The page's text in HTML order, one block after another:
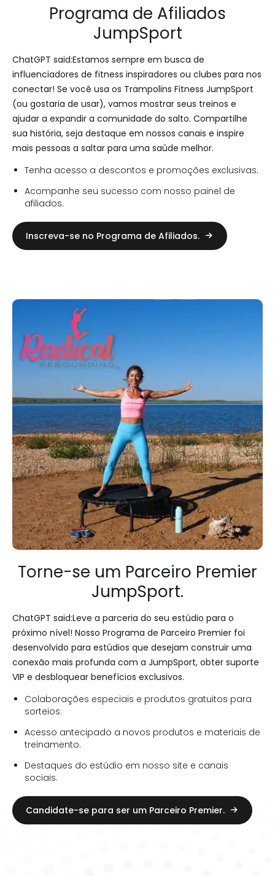
Programa de Afiliados
JumpSport
ChatGPT said:Estamos sempre em busca de
influenciadores de fitness inspiradores ou clubes para nos
conectar! Se você usa os Trampolins Fitness JumpSport
(ou gostaria de usar), vamos mostrar seus treinos e
ajudar a expandir a comunidade do salto. Compartilhe
sua história, seja destaque em nossos canais e inspire
mais pessoas a saltar para uma saúde melhor.
Tenha acesso a descontos e promoções exclusivas.
Acompanhe seu sucesso com nosso painel de
afiliados.
Inscreva-se no Programa de Afiliados. 
Torne-se um Parceiro Premier
JumpSport.
ChatGPT said:Leve a parceria do seu estúdio para o
próximo nível! Nosso Programa de Parceiro Premier foi
desenvolvido para estúdios que desejam construir uma
conexão mais profunda com a JumpSport, obter suporte
VIP e desbloquear benefícios exclusivos.
Colaborações especiais e produtos gratuitos para
sorteios.
Acesso antecipado a novos produtos e materiais de
treinamento.
Destaques do estúdio em nosso site e canais
sociais.
Candidate-se para ser um Parceiro Premier. 